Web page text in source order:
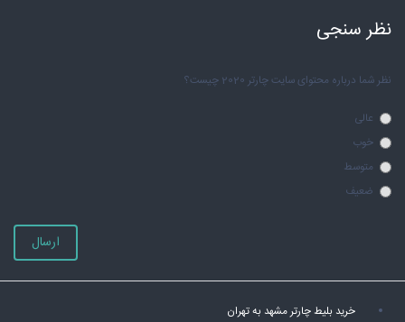
نظر سنجی
نظر شما درباره محتوای سایت چارتر 2020 چیست؟
عالی
خوب
متوسط
ضعیف
ارسال
خرید بلیط چارتر مشهد به تهران